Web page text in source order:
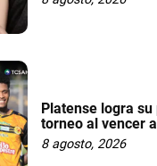
Platense logra
torneo al vencer
8 agosto, 2026